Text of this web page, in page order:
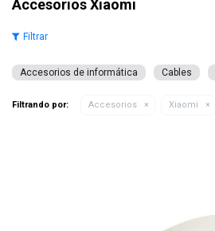
Accesorios Xiaomi
Accesorios de informática Cables
Filtrando por: Accesorios Xiaomi